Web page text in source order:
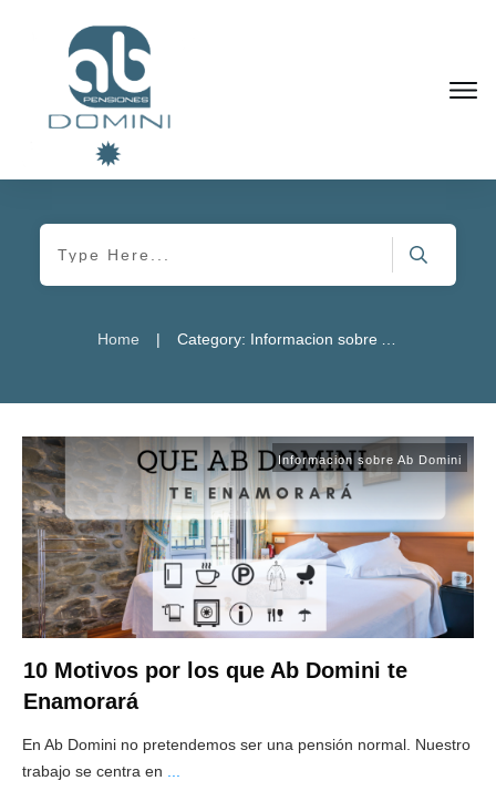
Home | Category: Informacion sobre Ab Domini
Informacion sobre Ab Domini
10 Motivos por los que Ab Domini te
Enamorará
En Ab Domini no pretendemos ser una pensión normal. Nuestro
trabajo se centra en ...